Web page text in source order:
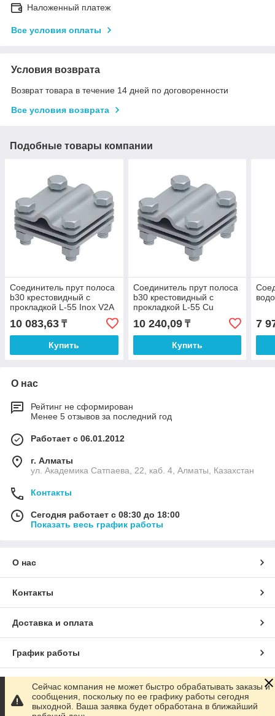
Наложенный платеж
Все условия оплаты
Условия возврата
Возврат товара в течение 14 дней по договоренности
Все условия возврата
Подобные товары компании
Соединитель прут полоса
b30 крестовидный с
прокладкой L-55 Inox V2A
10 083,63 ₸
Купить
Соединитель прут полоса
b30 крестовидный с
прокладкой L-55 Cu
10 240,09₸
Купить
7
О нас
Рейтинг не сформирован
Менее 5 отзывов за последний год
Работает с 06.01.2012
г. Алматы
ул. Академика Сатпаева, 22, каб. 4, Алматы, Казахстан
Контакты
Сегодня работает с 08:30 до 18:00
Показать весь график работы
О нас
Контакты
Доставка и оплата
График работы
Полная версия сайта
Сайт создан на маркетплейсе Satu.kz
Сейчас компания не может быстро обрабатывать заказы и
сообщения, поскольку по ее графику работы сегодня
выходной. Ваша заявка будет обработана в ближайший